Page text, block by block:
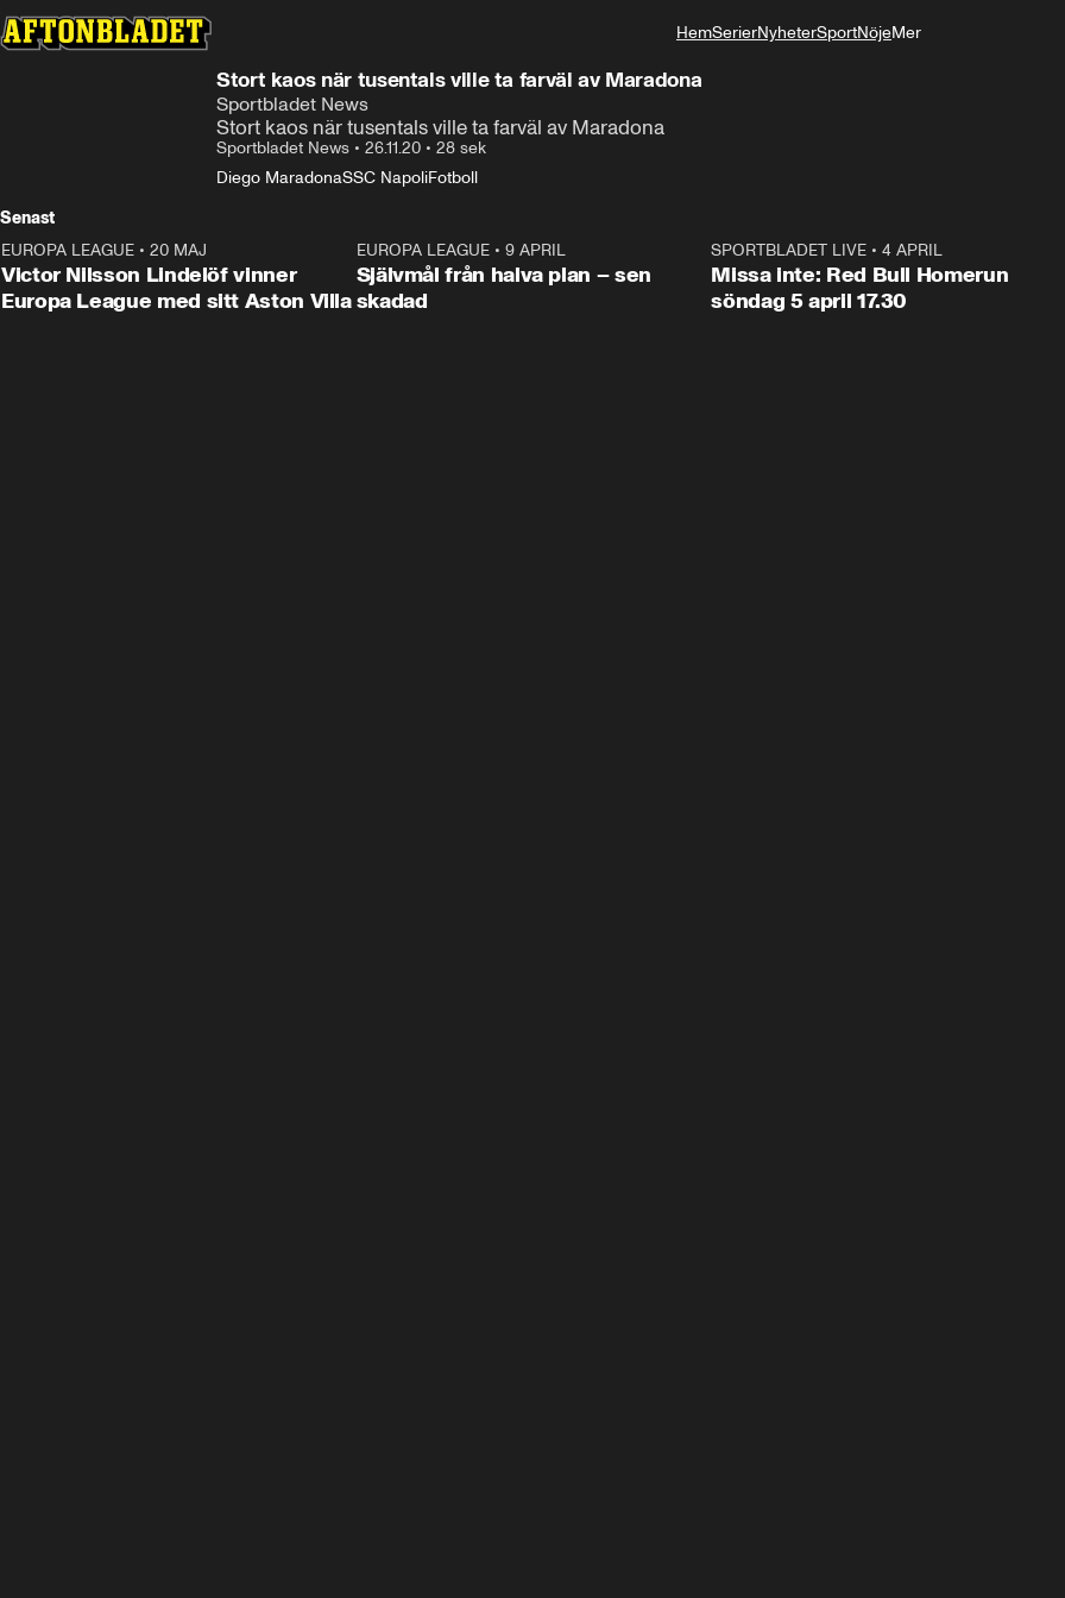
HemSerierNyheterSportNöjeMer
Stort kaos när tusentals ville ta farväl av Maradona
Sportbladet News
Stort kaos när tusentals ville ta farväl av Maradona
Sportbladet News • 26.11.20 • 28 sek
Diego MaradonaSSC NapoliFotboll
Senast
EUROPA LEAGUE • 20 MAJ
Victor Nilsson Lindelöf vinner
Europa League med sitt Aston Villa
1:03
EUROPA LEAGUE• 9 APRIL
Självmål från halva plan – sen
skadad
SPORTBLADET LIVE •4 APRIL
Missa inte: Red Bull Homerun
söndag 5 april 17.30